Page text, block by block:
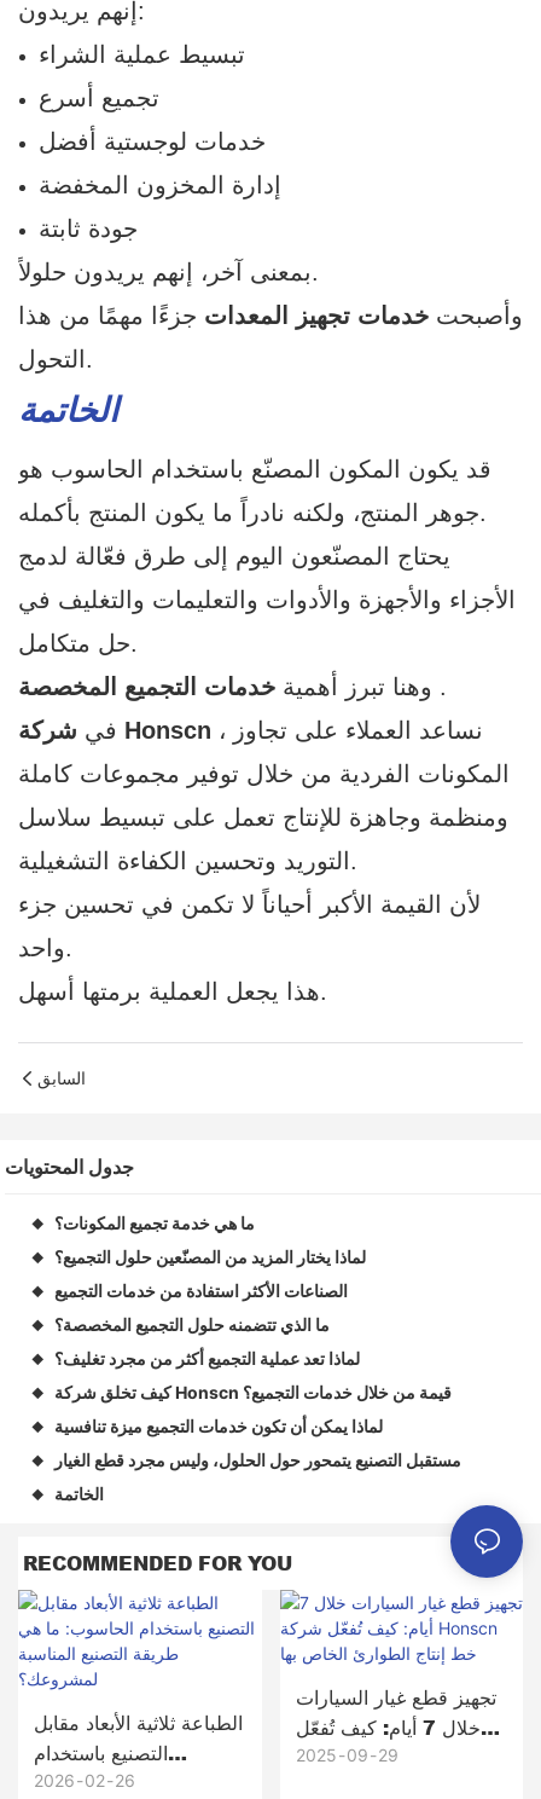
إنهم يريدون:
تبسيط عملية الشراء
تجميع أسرع
خدمات لوجستية أفضل
إدارة المخزون المخفضة
جودة ثابتة
بمعنى آخر، إنهم يريدون حلولاً.
وأصبحت خدمات تجهيز المعدات جزءًا مهمًا من هذا
التحول.
الخاتمة
قد يكون المكون المصنّع باستخدام الحاسوب هو
جوهر المنتج، ولكنه نادراً ما يكون المنتج بأكمله.
يحتاج المصنّعون اليوم إلى طرق فعّالة لدمج
الأجزاء والأجهزة والأدوات والتعليمات والتغليف في
حل متكامل.
وهنا تبرز أهمية خدمات التجميع المخصصة
.
في شركة Honscn ، نساعد العملاء على تجاوز
المكونات الفردية من خلال توفير مجموعات كاملة
ومنظمة وجاهزة للإنتاج تعمل على تبسيط سلاسل
التوريد وتحسين الكفاءة التشغيلية.
لأن القيمة الأكبر أحياناً لا تكمن في تحسين جزء
واحد.
هذا يجعل العملية برمتها أسهل.
السابق
جدول المحتويات
◆ ما هي خدمة تجميع المكونات؟
◆ لماذا يختار المزيد من المصنّعين حلول التجميع؟
◆ الصناعات الأكثر استفادة من خدمات التجميع
◆ ما الذي تتضمنه حلول التجميع المخصصة؟
◆ لماذا تعد عملية التجميع أكثر من مجرد تغليف؟
◆ كيف تخلق شركة Honscn قيمة من خلال خدمات التجميع؟
◆ لماذا يمكن أن تكون خدمات التجميع ميزة تنافسية
◆ مستقبل التصنيع يتمحور حول الحلول، وليس مجرد قطع الغيار
◆ الخاتمة
RECOMMENDED FOR YOU
الطباعة ثلاثية الأبعاد مقابل
التصنيع باستخدام
الحاسوب: ما هي طريقة
2026 02 26
تجهيز قطع غيار السيارات
خلال 7 أيام: كيف تُفعّل
شركة Honscn خط إنتاج
2025 09 29